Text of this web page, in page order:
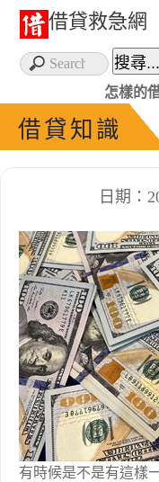
借貸救急網
怎樣的
借貸知識
日期：
有時候是不是有這樣